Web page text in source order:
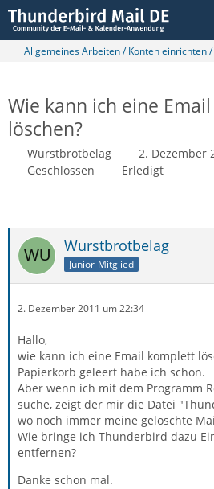
Allgemeines Arbeiten / Konten einrichten
Wie kann ich eine
löschen?
Wurstbrotbelag
2. Dezember
Geschlossen
Erledigt
Wurstbrotbelag
Junior-Mitglied
2. Dezember 2011 um 22:34
Hallo,
wie kann ich eine Email komplett
Papierkorb geleert habe ich schon.
Aber wenn ich mit dem Programm
suche, zeigt der mir die Datei
wo noch immer meine gelöschte
Wie bringe ich Thunderbird dazu
entfernen?
Danke schon mal.